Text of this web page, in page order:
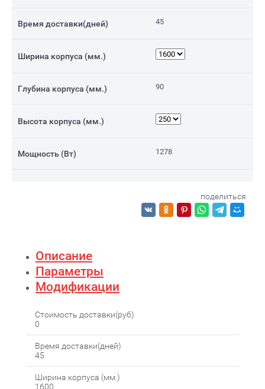
Время доставки(дней) 45
Ширина корпуса (мм.)
Глубина корпуса (мм.) 90
Высота корпуса (мм.)
Мощность (Вт) 1278
поделиться
Описание
Параметры
Модификации
Стоимость доставки(руб)
0
Время доставки(дней)
45
Ширина корпуса (мм.)
1600